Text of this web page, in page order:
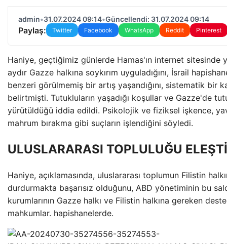
admin•31.07.2024 09:14•Güncellendi: 31.07.2024 09:14
Paylaş: Twitter Facebook WhatsApp Reddit Pinterest
Haniye, geçtiğimiz günlerde Hamas'ın internet sitesinde
aydır Gazze halkına soykırım uyguladığını, İsrail
benzeri görülmemiş bir artış yaşandığını, sistematik bir
belirtmişti. Tutukluların yaşadığı koşullar ve Gazze'de
yürütüldüğü iddia edildi. Psikolojik ve fiziksel işkence,
mahrum bırakma gibi suçların işlendiğini söyledi.
ULUSLARARASI TOPLULUĞU
Haniye, açıklamasında, uluslararası toplumun Filistin
durdurmakta başarısız olduğunu, ABD yönetiminin bu
kurumlarının Gazze halkı ve Filistin halkına gereken
mahkumlar. hapishanelerde.